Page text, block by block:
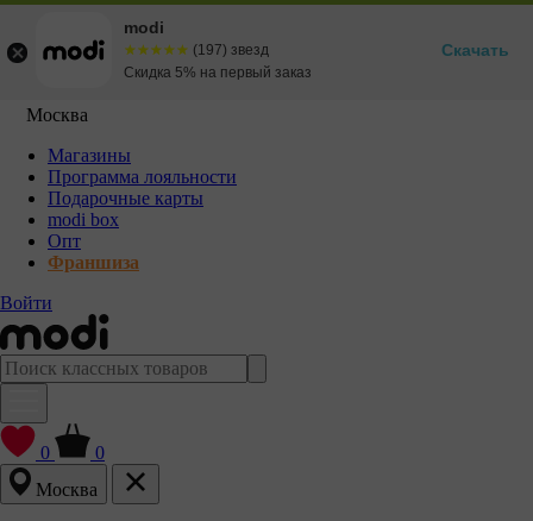
Москва
Магазины
Программа лояльности
Подарочные карты
modi box
Опт
Франшиза
Войти
0
0
Москва
modi
☆☆☆☆☆
★★★★★ (197) звезд
Скидка 5% на первый заказ
Скачать